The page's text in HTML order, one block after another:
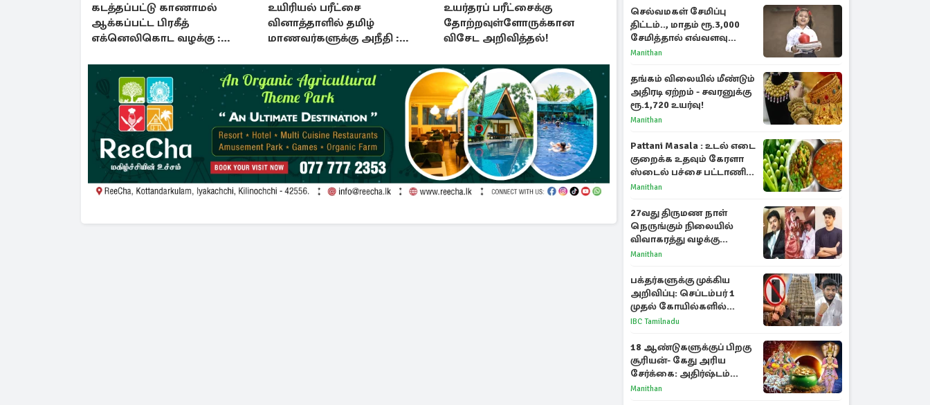
கடத்தப்பட்டு காணாமல்
ஆக்கப்பட்ட பிரகீத்
எக்னெலிகொட வழக்கு :
உயிரியல் பரீட்சை
வினாத்தாளில் தமிழ்
மாணவர்களுக்கு அநீதி :
உயர்தரப் பரீட்சைக்கு
தோற்றவுள்ளோருக்கான
விசேட அறிவித்தல்!
செல்வமகள் சேமிப்பு
திட்டம்.., மாதம் ரூ.3,000
சேமித்தால் எவ்வளவு
கிடைக்கும்?
Manithan
தங்கம் விலையில் மீண்டும்
அதிரடி ஏற்றம் - சவரனுக்கு
ரூ.1,720 உயர்வு!
Manithan
Pattani Masala : உடல் எடை
குறைக்க உதவும் கேரளா
ஸ்டைல் பச்சை பட்டாணி
கிரேவி
Manithan
27வது திருமண நாள்
நெருங்கும் நிலையில்
விவாகரத்து வழக்கு
வாபஸ்! விஜய்யுடன்
Manithan
பக்தர்களுக்கு முக்கிய
அறிவிப்பு: செப்டம்பர் 1
முதல் கோயில்களில்
மொபைலுக்கு தடை!
IBC Tamilnadu
18 ஆண்டுகளுக்குப் பிறகு
சூரியன்- கேது அரிய
சேர்க்கை: அதிர்ஷ்டம்
பெறும் 3 ராசிகள்!
Manithan